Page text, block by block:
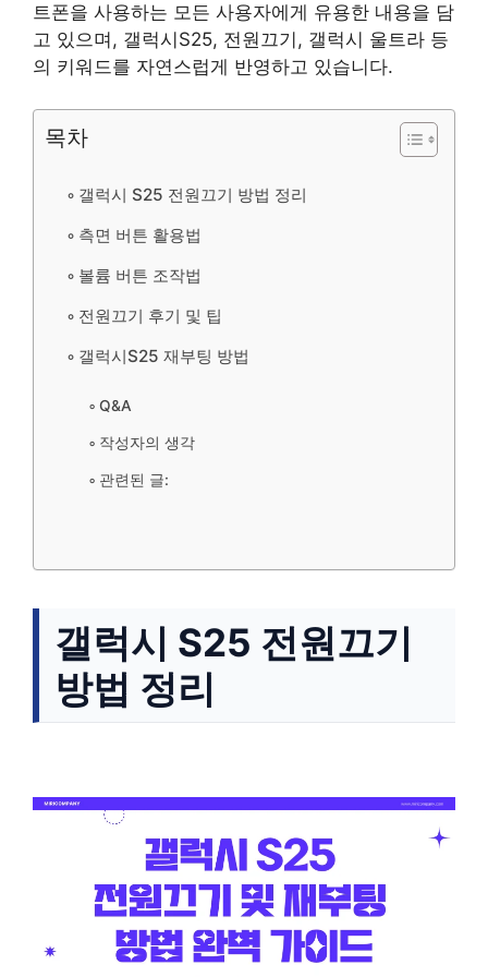
트폰을 사용하는 모든 사용자에게 유용한 내용을 담
고 있으며, 갤럭시S25, 전원끄기, 갤럭시 울트라 등
의 키워드를 자연스럽게 반영하고 있습니다.
목차
갤럭시 S25 전원끄기 방법 정리
측면 버튼 활용법
볼륨 버튼 조작법
전원끄기 후기 및 팁
갤럭시S25 재부팅 방법
Q&A
작성자의 생각
관련된 글:
갤럭시 S25 전원끄기
방법 정리